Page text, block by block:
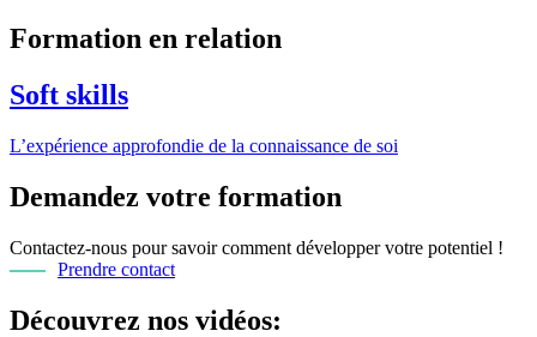
Formation en relation
Soft skills
L’expérience approfondie de la connaissance de soi
Demandez votre formation
Contactez-nous pour savoir comment développer votre potentiel !
Prendre contact
Découvrez nos vidéos: